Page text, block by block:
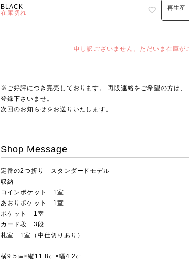
BLACK
在庫切れ
再生産
申し訳ございません。ただいま在庫が
※ご好評につき完売しております。 再販連絡をご希望の方は
登録下さいませ。
次回のお知らせをお送りいたします。
Shop Message
定番の2つ折り スタンダードモデル
収納
コインポケット 1室
あおりポケット 1室
ポケット 1室
カード段 3段
札室 1室（中仕切りあり）
横9.5㎝×縦11.8㎝×幅4.2㎝